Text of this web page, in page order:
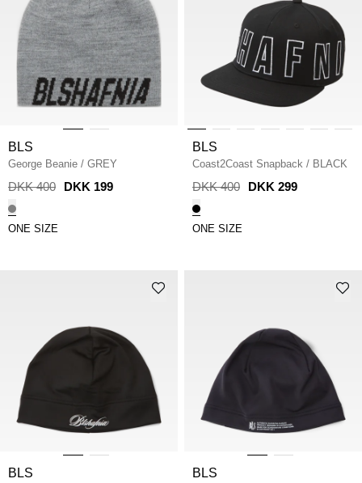
BLS
George Beanie / GREY
DKK 400 DKK 199
ONE SIZE
BLS
Coast2Coast Snapback / BLACK
DKK 400 DKK 299
ONE SIZE
BLS BLS